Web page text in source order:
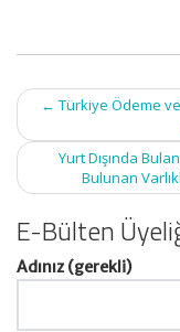
Post
navigation
← Türkiye Ödeme
Yurt Dışında
Bulunan
E-Bülten
Adınız (gerekli)